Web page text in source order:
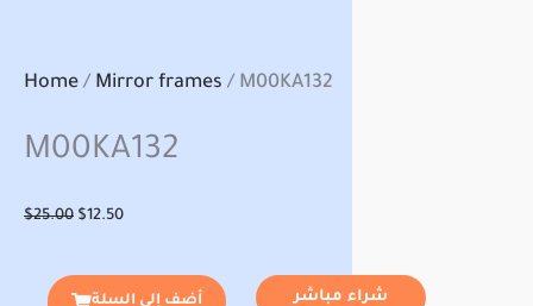
Home / Mirror frames / M00KA132
M00KA132
$25.00 Original
was:
$ 12.50Current
is:
أضف إلى السلة شراء مباشر